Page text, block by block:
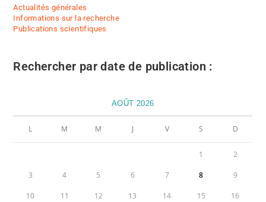
Actualités générales
Informations sur la recherche
Publications scientifiques
Rechercher par date de publication :
AOÛT 2026
L M M J V S D
1 2
3 4 5 6 7 8 9
10 11 12 13 14 15 16